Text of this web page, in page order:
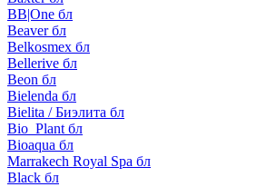
BB|One бл
Beaver бл
Belkosmex бл
Bellerive бл
Beon бл
Bielenda бл
Bielita / Биэлита бл
Bio_Plant бл
Bioaqua бл
Marrakech Royal Spa бл
Black бл